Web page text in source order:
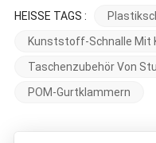
HEISSE TAGS :
Kunststoff-Schnalle Mit
Taschenzubehör Von
POM-Gurtklammern